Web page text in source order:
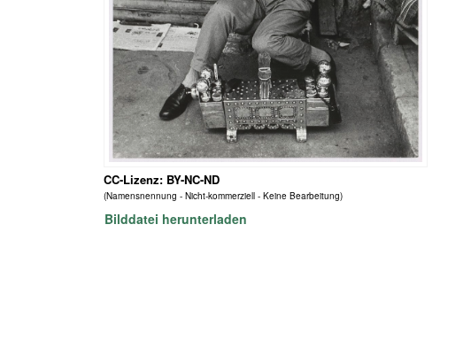
CC-Lizenz: BY-NC-ND
(Namensnennung - Nicht-kommerziell - Keine Bearbeitung)
Bilddatei herunterladen